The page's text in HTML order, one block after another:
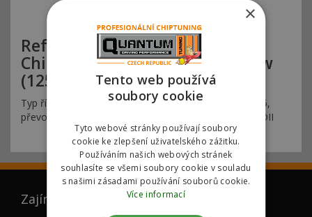
Reference Quantum Olomouc
Chiptuning VW Golf 1.4 TSI 92kw
(125hp)
Typ řídící jednotky motoru (ECU): Bosch MEDC17-5-25,
převodovka: manuální, typ úpravy: přes diag. port OBDII
Zajímá vás
×
Tento web používá
soubory cookie
Tyto webové stránky používají soubory
cookie ke zlepšení uživatelského zážitku.
Používáním našich webových stránek
souhlasíte se všemi soubory cookie v souladu
s našimi zásadami používání souborů cookie.
Více informací